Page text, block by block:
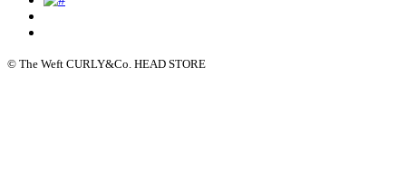
© The Weft CURLY&Co. HEAD STORE